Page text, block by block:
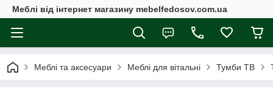
Меблі від інтернет магазину mebelfedosov.com.ua
Меблі та аксесуари Меблі для вітальні Тумби ТВ